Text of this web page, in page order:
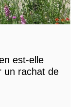
est-elle
un rachat de